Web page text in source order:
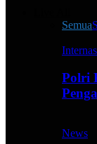
Semua
Polri
News